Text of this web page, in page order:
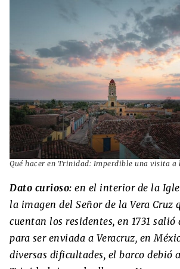
Qué hacer en Trinidad: Imperdible una visita a
Dato curioso: en el interior de la
la imagen del Señor de la Vera Cruz
cuentan los residentes, en 1731 salió
para ser enviada a Veracruz, en
diversas dificultades, el barco debió